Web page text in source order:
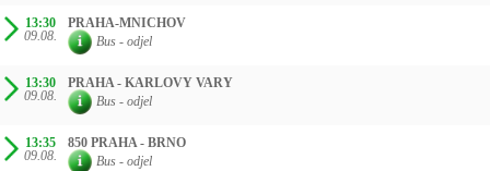
13:30
09.08.
PRAHA-MNICHOV
Bus - odjel
13:30
09.08.
PRAHA - KARLOVY VARY
Bus - odjel
13:35
09.08.
850 PRAHA - BRNO
Bus - odjel